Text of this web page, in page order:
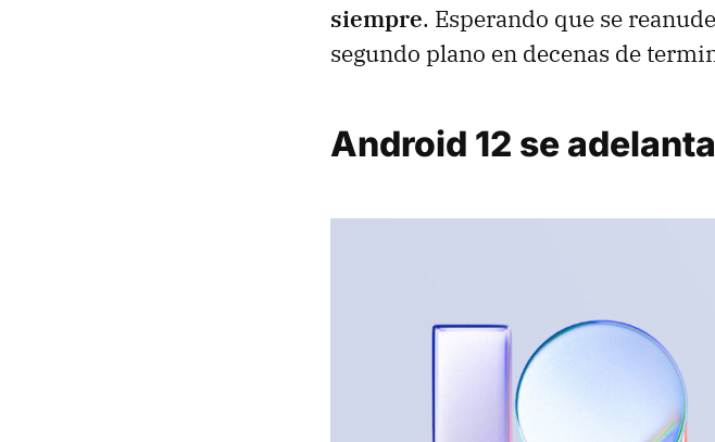
siempre. Esperando que se
segundo plano en decenas de
Android 12 se